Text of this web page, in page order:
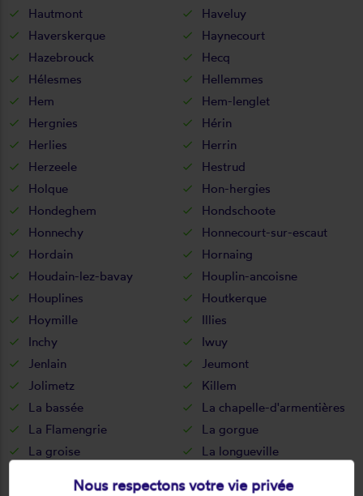
Hautmont
Haveluy
Haverskerque
Haynecourt
Hazebrouck
Hecq
Hélesmes
Hellemmes
Hem
Hem-lenglet
Hergnies
Hérin
Herlies
Herrin
Herzeele
Hestrud
Holque
Hon-hergies
Hondeghem
Hondschoote
Honnechy
Honnecourt-sur-escaut
Hordain
Hornaing
Houdain-lez-bavay
Houplin-ancoisne
Houplines
Houtkerque
Hoymille
Illies
Inchy
Iwuy
Jenlain
Jeumont
Jolimetz
Killem
La bassée
La chapelle-d'armentières
La Flamengrie
La gorgue
La groise
La longueville
Nous respectons votre vie privée